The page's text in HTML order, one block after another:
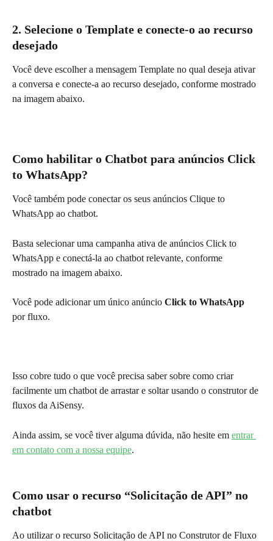
2. Selecione o Template e conecte-o ao recurso
desejado
Você deve escolher a mensagem Template ​​​​no qual deseja ativar
a conversa e conecte-a ao recurso desejado, conforme mostrado
na imagem abaixo.
Como habilitar o Chatbot para anúncios Click
to WhatsApp?
Você também pode conectar os seus anúncios Clique to
WhatsApp ao chatbot.
Basta selecionar uma campanha ativa de anúncios Click to
WhatsApp e conectá-la ao chatbot relevante, conforme
mostrado na imagem abaixo.
Você pode adicionar um único anúncio Click to WhatsApp
por fluxo.
Isso cobre tudo o que você precisa saber sobre como criar
facilmente um chatbot de arrastar e soltar usando o construtor de
fluxos da AiSensy.
Ainda assim, se você tiver alguma dúvida, não hesite em entrar
em contato com a nossa equipe.
Como usar o recurso “Solicitação de API” no
chatbot
Ao utilizar o recurso Solicitação de API no Construtor de Fluxo